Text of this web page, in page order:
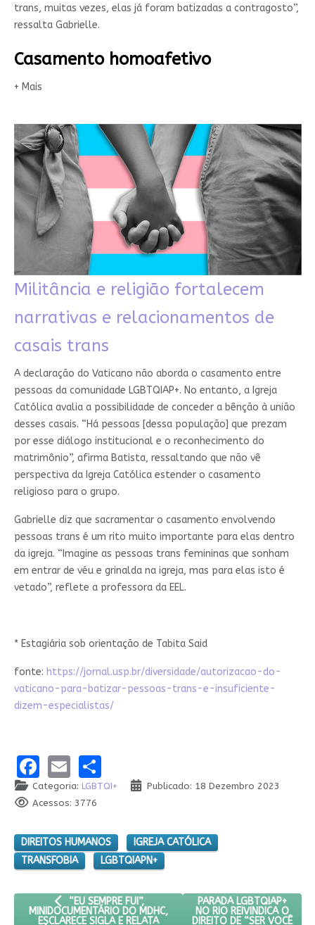
trans, muitas vezes, elas já foram batizadas a contragosto”,
ressalta Gabrielle.
Casamento homoafetivo
+ Mais
Militância e religião fortalecem
narrativas e relacionamentos de
casais trans
A declaração do Vaticano não aborda o casamento entre
pessoas da comunidade LGBTQIAP+. No entanto, a Igreja
Católica avalia a possibilidade de conceder a bênção à união
desses casais. “Há pessoas [dessa população] que prezam
por esse diálogo institucional e o reconhecimento do
matrimônio”, afirma Batista, ressaltando que não vê
perspectiva da Igreja Católica estender o casamento
religioso para o grupo.
Gabrielle diz que sacramentar o casamento envolvendo
pessoas trans é um rito muito importante para elas dentro
da igreja. “Imagine as pessoas trans femininas que sonham
em entrar de véu e grinalda na igreja, mas para elas isto é
vetado”, reflete a professora da EEL.
* Estagiária sob orientação de Tabita Said
fonte: https://jornal.usp.br/diversidade/autorizacao-do-
vaticano-para-batizar-pessoas-trans-e-insuficiente-
dizem-especialistas/
Facebook
EmailShare
Categoria: LGBTQI+
Publicado: 18 Dezembro 2023
Acessos: 3776
DIREITOS HUMANOS
IGREJA CATÓLICA
TRANSFOBIA
LGBTQIAPN+
ARTIGO ANTERIOR: “EU SEMPRE FUI”,
“EU SEMPRE FUI”,
MINIDOCUMENTÁRIO DO MDHC,
ESCLARECE SIGLA E RELATA
PRÓXIMO ARTIGO:
PARADA LGBTQIAP+
NO RIO REIVINDICA O
DIREITO DE “SER VOCÊ